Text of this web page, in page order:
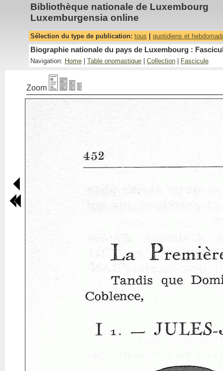
Bibliothèque nationale de Luxembourg
Luxemburgensia online
Sélection du type de publication: tous quotidiens et
Biographie nationale du pays de Luxembourg :
Navigation: Home Table onomastique Collection Fascicule
Zoom